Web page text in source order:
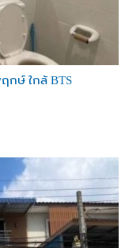
กษ์ ใกล้ BTS